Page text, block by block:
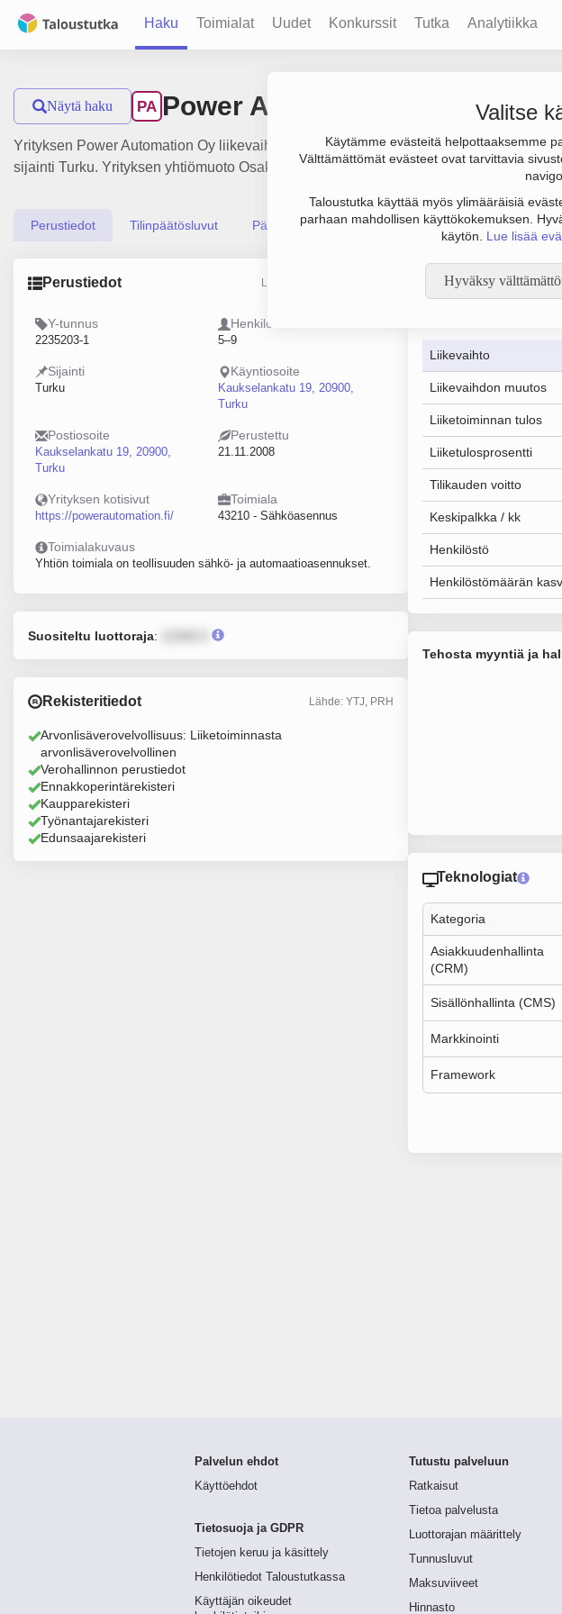
Haku Toimialat Uudet Konkurssit Tutka Analytiikka
Valitse
Käytämme evästeitä helpottaaksemme
Välttämättömät evästeet ovat tarvittavia
Taloustutka käyttää myös ylimääräisiä
parhaan mahdollisen käyttökokemuksen.
käytön. Lue lisää
Hyväksy
Näytä haku PA Power Automation Oy
Yrityksen Power Automation Oy liikevaihto on 649 000 €, tulos 40 000 € ja
sijainti Turku. Yrityksen yhtiömuoto Osakeyhtiö (OY).
Perustiedot Tilinpäätösluvut Päättäjätiedot
Perustiedot Lähde: YTJ, PRH, Traficom
Y-tunnus
2235203-1
Henkilöstömäärä
5–9
Sijainti
Turku
Käyntiosoite
Kaukselankatu 19, 20900,
Turku
Postiosoite
Kaukselankatu 19, 20900,
Turku
Perustettu
21.11.2008
Yrityksen kotisivut
https://powerautomation.fi/
Toimiala
43210 - Sähköasennus
Toimialakuvaus
Yhtiön toimiala on teollisuuden sähkö- ja automaatioasennukset.
Suositeltu luottoraja:
Rekisteritiedot Lähde: YTJ, PRH
Arvonlisäverovelvollisuus: Liiketoiminnasta
arvonlisäverovelvollinen
Verohallinnon perustiedot
Ennakkoperintärekisteri
Kaupparekisteri
Työnantajarekisteri
Edunsaajarekisteri
Taloustiedot
Liikevaihto
Liikevaihdon muutos
Liiketoiminnan tulos
Liiketulosprosentti
Tilikauden voitto
Keskipalkka / kk
Henkilöstö
Henkilöstömäärän
Tehosta myyntiä ja
Teknologiat
Kategoria
Asiakkuudenhallinta
(CRM)
Sisällönhallinta (CMS)
Markkinointi
Framework
Palvelun ehdot
Käyttöehdot
Tietosuoja ja GDPR
Tietojen keruu ja käsittely
Henkilötiedot Taloustutkassa
Käyttäjän oikeudet
Tutustu palveluun
Ratkaisut
Tietoa palvelusta
Luottorajan määrittely
Tunnusluvut
Maksuviiveet
Hinnasto